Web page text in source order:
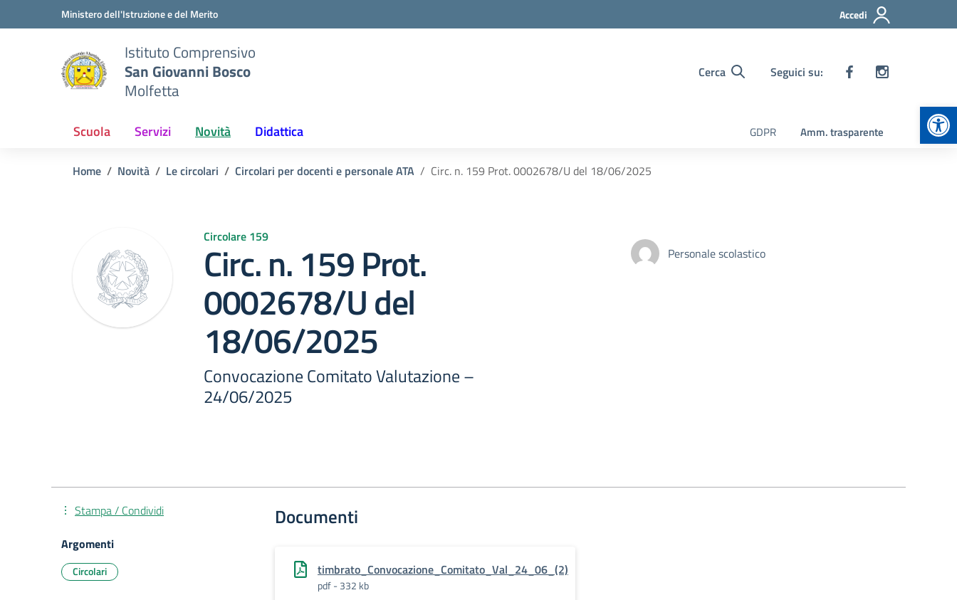
Vai ai contenuti
Vai al menu di navigazioneMinistero dell'Istruzione e del Merito Accedi
Istituto Comprensivo
San Giovanni Bosco
Molfetta
Cerca Seguici su:
Scuola Servizi Novità Didattica GDPR Amm. trasparente
Home Novità Le circolari Circolari per docenti e personale ATA Circ. n. 159 Prot. 0002678/U del 18/06/2025
Circolare 159
Circ. n. 159 Prot.
0002678/U del
18/06/2025
Convocazione Comitato Valutazione –
24/06/2025
Personale scolastico
Documenti
timbrato_Convocazione_Comitato_Val_24_06_(2)
pdf - 332 kb
Stampa / Condividi
Argomenti
Circolari